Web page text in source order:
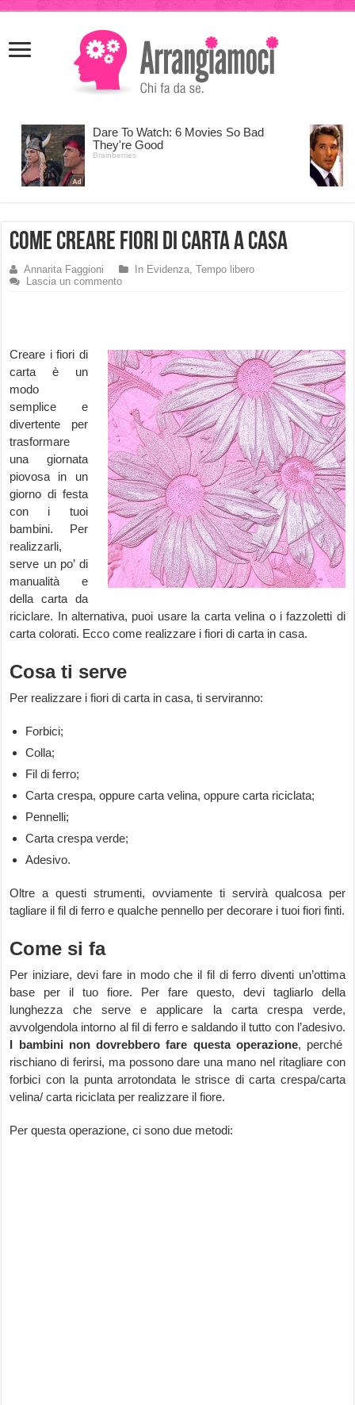
giriş
kingroyal
Come creare fiori di carta a casa
Annarita Faggioni In Evidenza,Tempo libero
Lascia un commento
Creare i fiori di
carta è un
modo
semplice e
divertente per
trasformare
una giornata
piovosa in un
giorno di festa
con i tuoi
bambini. Per
realizzarli,
serve un po’ di
manualità e
della carta da
riciclare. In alternativa, puoi usare la carta velina o i fazzoletti di
carta colorati. Ecco come realizzare i fiori di carta in casa.
Cosa ti serve
Per realizzare i fiori di carta in casa, ti serviranno:
Forbici;
Colla;
Fil di ferro;
Carta crespa, oppure carta velina, oppure carta riciclata;
Pennelli;
Carta crespa verde;
Adesivo.
Oltre a questi strumenti, ovviamente ti servirà qualcosa per
tagliare il fil di ferro e qualche pennello per decorare i tuoi fiori finti.
Come si fa
Per iniziare, devi fare in modo che il fil di ferro diventi un’ottima
base per il tuo fiore. Per fare questo, devi tagliarlo della
lunghezza che serve e applicare la carta crespa verde,
avvolgendola intorno al fil di ferro e saldando il tutto con l’adesivo.
I bambini non dovrebbero fare questa operazione, perché
rischiano di ferirsi, ma possono dare una mano nel ritagliare con
forbici con la punta arrotondata le strisce di carta crespa/carta
velina/ carta riciclata per realizzare il fiore.
Per questa operazione, ci sono due metodi: